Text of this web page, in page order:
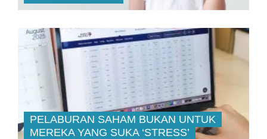
PELABURAN SAHAM BUKAN UNTUK
MEREKA YANG SUKA ‘STRESS’